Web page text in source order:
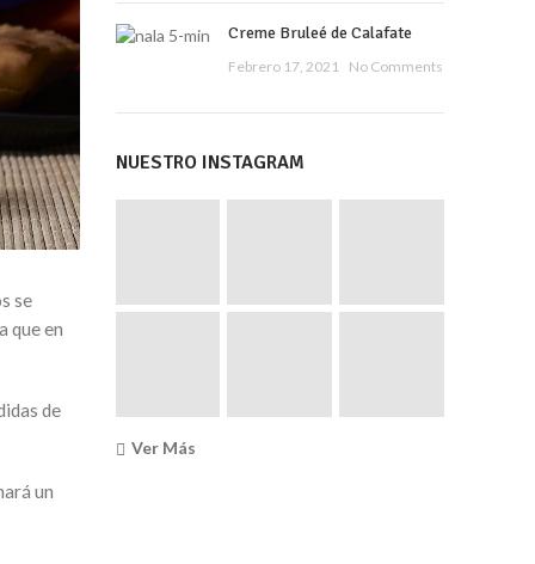
se
que en
de
un
Creme Bruleé de Calafate
Febrero 17, 2021 No Comments
NUESTRO INSTAGRAM
Ver Más